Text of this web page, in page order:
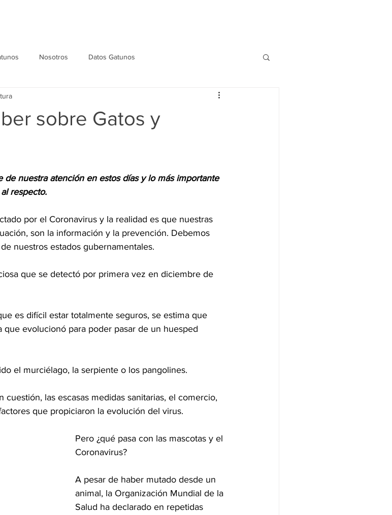
Nosotros Datos Gatunos
sobre Gatos y
de nuestra atención en estos días y lo más importante
respecto.
por el Coronavirus y la realidad es que nuestras
son la información y la prevención. Debemos
nuestros estados gubernamentales.
que se detectó por primera vez en diciembre de
es difícil estar totalmente seguros, se estima que
evolucionó para poder pasar de un huesped
el murciélago, la serpiente o los pangolines.
las escasas medidas sanitarias, el comercio,
que propiciaron la evolución del virus.
Pero ¿qué pasa con las mascotas y el
Coronavirus?
A pesar de haber mutado desde un
animal, la Organización Mundial de la
Salud ha declarado en repetidas